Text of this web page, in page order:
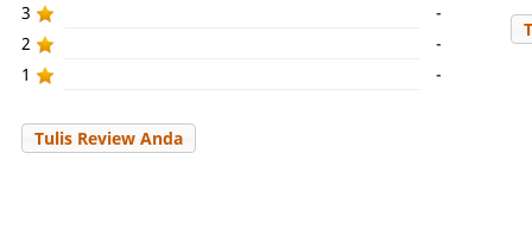
3
-
2
-
1
-
Tulis Review Anda